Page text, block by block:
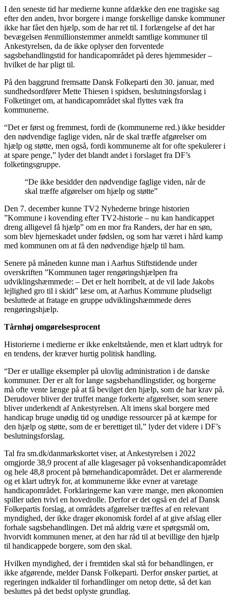
I den seneste tid har medierne kunne afdække den ene tragiske sag
efter den anden, hvor borgere i mange forskellige danske kommuner
ikke har fået den hjælp, som de har ret til. I forlængelse af det har
bevægelsen #enmillionstemmer anmeldt samtlige kommuner til
Ankestyrelsen, da de ikke oplyser den forventede
sagsbehandlingstid for handicapområdet på deres hjemmesider –
hvilket de har pligt til.
På den baggrund fremsatte Dansk Folkeparti den 30. januar, med
sundhedsordfører Mette Thiesen i spidsen, beslutningsforslag i
Folketinget om, at handicapområdet skal flyttes væk fra
kommunerne.
“Det er først og fremmest, fordi de (kommunerne red.) ikke besidder
den nødvendige faglige viden, når de skal træffe afgørelser om
hjælp og støtte, men også, fordi kommunerne alt for ofte spekulerer i
at spare penge,” lyder det blandt andet i forslaget fra DF’s
folketingsgruppe.
“De ikke besidder den nødvendige faglige viden, når de
skal træffe afgørelser om hjælp og støtte”
Den 7. december kunne TV2 Nyhederne bringe historien
”Kommune i kovending efter TV2-historie – nu kan handicappet
dreng alligevel få hjælp” om en mor fra Randers, der har en søn,
som blev hjerneskadet under fødslen, og som har været i hård kamp
med kommunen om at få den nødvendige hjælp til ham.
Senere på måneden kunne man i Aarhus Stiftstidende under
overskriften ”Kommunen tager rengøringshjælpen fra
udviklingshæmmede: – Det er helt horribelt, at de vil lade Jakobs
lejlighed gro til i skidt” læse om, at Aarhus Kommune pludseligt
besluttede at fratage en gruppe udviklingshæmmede deres
rengøringshjælp.
Tårnhøj omgørelsesprocent
Historierne i medierne er ikke enkeltstående, men et klart udtryk for
en tendens, der kræver hurtig politisk handling.
“Der er utallige eksempler på ulovlig administration i de danske
kommuner. Der er alt for lange sagsbehandlingstider, og borgerne
må ofte vente længe på at få bevilget den hjælp, som de har krav på.
Derudover bliver der truffet mange forkerte afgørelser, som senere
bliver underkendt af Ankestyrelsen. Alt imens skal borgere med
handicap bruge unødig tid og unødige ressourcer på at kæmpe for
den hjælp og støtte, som de er berettiget til,” lyder det videre i DF’s
beslutningsforslag.
Tal fra sm.dk/danmarkskortet viser, at Ankestyrelsen i 2022
omgjorde 38,9 procent af alle klagesager på voksenhandicapområdet
og hele 48,8 procent på børnehandicapområdet. Det er alarmerende
og et klart udtryk for, at kommunerne ikke evner at varetage
handicapområdet. Forklaringerne kan være mange, men økonomien
spiller uden tvivl en hovedrolle. Derfor er det også en del af Dansk
Folkepartis forslag, at områdets afgørelser træffes af en relevant
myndighed, der ikke drager økonomisk fordel af at give afslag eller
forhale sagsbehandlingen. Det må aldrig være et spørgsmål om,
hvorvidt kommunen mener, at den har råd til at bevillige den hjælp
til handicappede borgere, som den skal.
Hvilken myndighed, der i fremtiden skal stå for behandlingen, er
ikke afgørende, melder Dansk Folkeparti. Derfor ønsker partiet, at
regeringen indkalder til forhandlinger om netop dette, så det kan
besluttes på det bedst oplyste grundlag.